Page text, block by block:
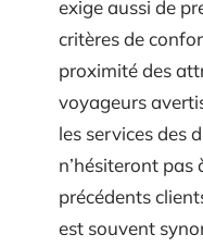
exige aussi de
critères de
proximité des
voyageurs
les services des
n’hésiteront pas
précédents
est souvent